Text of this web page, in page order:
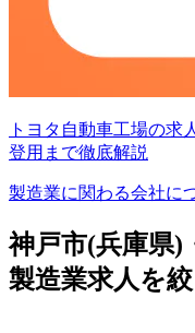
トヨタ自動車工場の求
登用まで徹底解説
製造業に関わる会社に
神戸市(兵庫県)
製造業求人を